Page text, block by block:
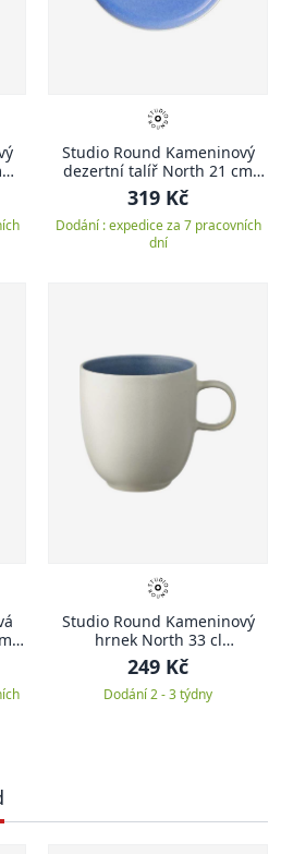
Studio Round Kameninový
dezertní talíř North 21 cm
White/Shiny River
319 Kč
Dodání : expedice za 7 pracovních
dní
Studio Round Kameninový
hrnek North 33 cl
White/Matte River
249 Kč
Dodání 2 - 3 týdny